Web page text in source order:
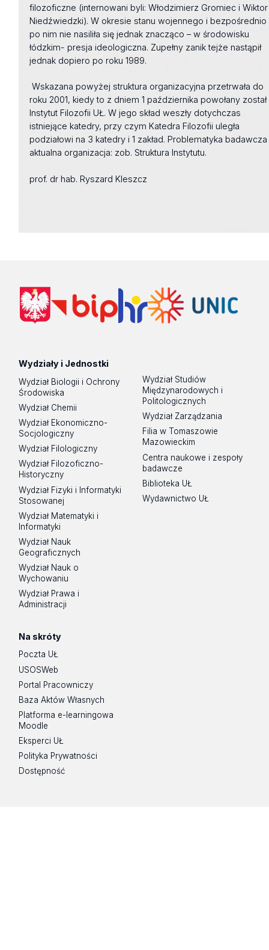
filozoficzne (internowani byli: Włodzimierz Gromiec i Wiktor
Niedźwiedzki). W okresie stanu wojennego i bezpośrednio
po nim nie nasiliła się jednak znacząco – w środowisku
łódzkim- presja ideologiczna. Zupełny zanik tejże nastąpił
jednak dopiero po roku 1989.
Wskazana powyżej struktura organizacyjna przetrwała do
roku 2001, kiedy to z dniem 1 października powołany został
Instytut Filozofii UŁ. W jego skład weszły dotychczas
istniejące katedry, przy czym Katedra Filozofii uległa
podziałowi na 3 katedry i 1 zakład. Problematyka badawcza
aktualna organizacja: zob. Struktura Instytutu.
prof. dr hab. Ryszard Kleszcz
Wydziały i Jednostki
Wydział Biologii i Ochrony
Środowiska
Wydział Chemii
Wydział Ekonomiczno-
Socjologiczny
Wydział Filologiczny
Wydział Filozoficzno-
Historyczny
Wydział Fizyki i Informatyki
Stosowanej
Wydział Matematyki i
Informatyki
Wydział Nauk
Geograficznych
Wydział Nauk o
Wychowaniu
Wydział Prawa i
Administracji
Wydział Studiów
Międzynarodowych i
Politologicznych
Wydział Zarządzania
Filia w Tomaszowie
Mazowieckim
Centra naukowe i zespoły
badawcze
Biblioteka UŁ
Wydawnictwo UŁ
Na skróty
Poczta UŁ
USOSWeb
Portal Pracowniczy
Baza Aktów Własnych
Platforma e-learningowa
Moodle
Eksperci UŁ
Polityka Prywatności
Dostępność